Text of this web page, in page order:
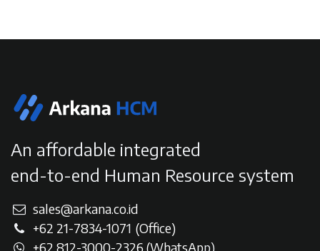
An affordable integrated
end-to-end Human Resource system
sales@arkana.co.id
+62 21-7834-1071 (Office)
+62 812-3000-2326 (WhatsApp)